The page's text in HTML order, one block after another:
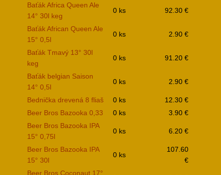
Baťák Africa Queen Ale
14° 30l keg
0 ks 92.30 €
Baťák African Queen Ale
15° 0,5l
0 ks 2.90 €
Baťák Tmavý 13° 30l
keg
0 ks 91.20 €
Baťák belgian Saison
14° 0,5l
0 ks 2.90 €
Bednička drevená 8 fliaš 0 ks
12.30 €
Beer Bros Bazooka 0,33
0 ks
3.90 €
Beer Bros Bazooka IPA
15° 0,75l
0 ks 6.20 €
Beer Bros Bazooka IPA
15° 30l
0 ks
107.60
€
Beer Bros Coconaut 17°